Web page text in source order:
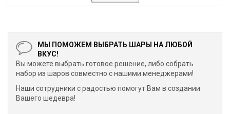
МЫ ПОМОЖЕМ ВЫБРАТЬ ШАРЫ НА ЛЮБОЙ
ВКУС!
Вы можете выбрать готовое решение, либо собрать
набор из шаров совместно с нашими менеджерами!
Наши сотрудники с радостью помогут Вам в создании
Вашего шедевра!